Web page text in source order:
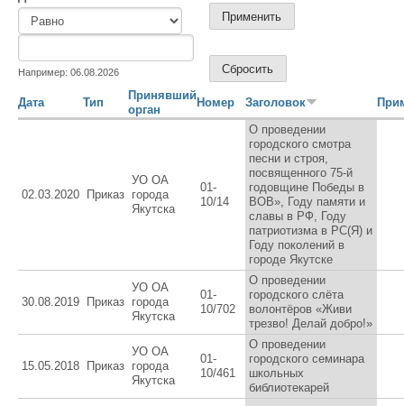
Например: 06.08.2026
Дата Тип
Принявший
орган
Номер Заголовок
02.03.2020 Приказ
УО ОА
города
Якутска
01-
10/14
О проведении
городского смотра
песни и строя,
посвященного 75-й
годовщине Победы в
ВОВ», Году памяти и
славы в РФ, Году
патриотизма в РС(Я) и
Году поколений в
городе Якутске
30.08.2019 Приказ
УО ОА
города
Якутска
01-
10/702
О проведении
городского слёта
волонтёров «Живи
трезво! Делай добро!»
15.05.2018 Приказ
УО ОА
города
Якутска
01-
10/461
О проведении
городского семинара
школьных
библиотекарей